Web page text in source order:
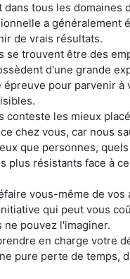
dans tous les domaines
a généralement
de vrais résultats.
se trouvent être des
d'une grande
épreuve pour parvenir à
conteste les mieux
chez vous, car nous
que personnes,
plus résistants face à
vous-même de vos
qui peut vous
ne pouvez l'imaginer.
en charge votre
pure perte de temps,